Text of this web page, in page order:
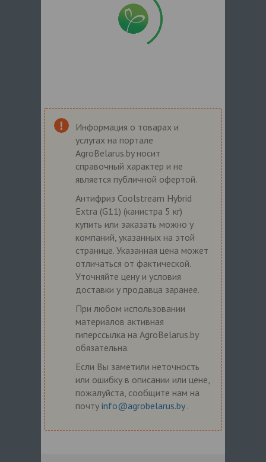
Информация о товарах и
услугах на портале
AgroBelarus.by носит
справочный характер и не
является публичной офертой.
Антифриз Coolstream Hybrid
Extra (G11) (канистра 5 кг)
купить или заказать можно у
компаний, указанных на этой
странице. Указанная цена может
отличаться от фактической.
Уточняйте цену и условия
доставки у продавца заранее.
При любом использовании
материалов активная
гиперссылка на AgroBelarus.by
обязательна.
Если Вы заметили неточность
или ошибку в описании или цене,
пожалуйста, сообщите нам на
почту info@agrobelarus.by .